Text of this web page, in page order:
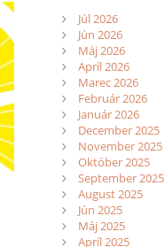
Júl 2026
Jún 2026
Máj 2026
Apríl 2026
Marec 2026
Február 2026
Január 2026
December 2025
November 2025
Október 2025
September 2025
August 2025
Jún 2025
Máj 2025
Apríl 2025